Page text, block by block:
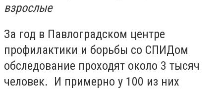
взрослые
За год в Павлоградском центре
профилактики и борьбы со СПИДом
обследование проходят около 3 тысяч
человек. И примерно у 100 из них